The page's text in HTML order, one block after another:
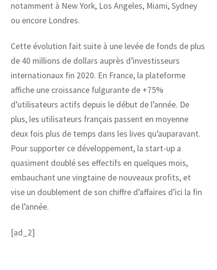
notamment à New York, Los Angeles, Miami, Sydney
ou encore Londres.
Cette évolution fait suite à une levée de fonds de plus
de 40 millions de dollars auprès d’investisseurs
internationaux fin 2020. En France, la plateforme
affiche une croissance fulgurante de +75%
d’utilisateurs actifs depuis le début de l’année. De
plus, les utilisateurs français passent en moyenne
deux fois plus de temps dans les lives qu’auparavant.
Pour supporter ce développement, la start-up a
quasiment doublé ses effectifs en quelques mois,
embauchant une vingtaine de nouveaux profits, et
vise un doublement de son chiffre d’affaires d’ici la fin
de l’année.
[ad_2]